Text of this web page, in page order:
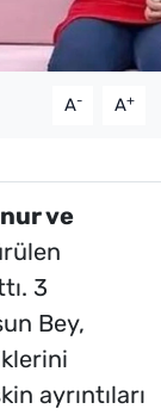
A- A+
ve
3
Bey,
ayrıntıları